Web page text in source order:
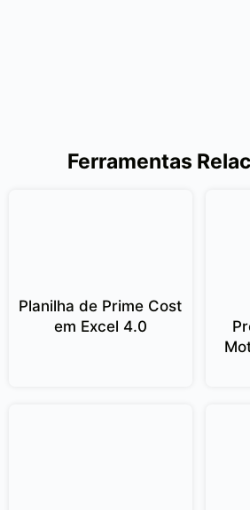
Ferramentas
Planilha de Prime Cost
em Excel 4.0